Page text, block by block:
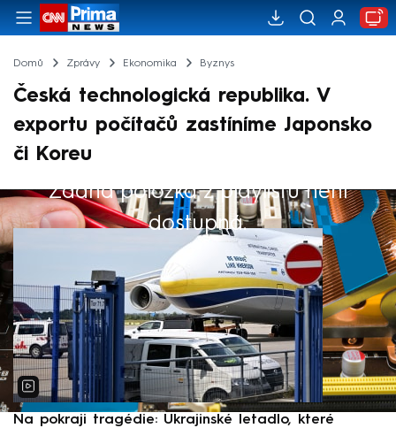
Domů Zprávy Ekonomika Byznys
Česká technologická republika. V
exportu počítačů zastíníme Japonsko
či Koreu
Žádná položka z playlistu není
dostupná.
Výběr redakce
Na pokraji tragédie: Ukrajinské letadlo, které